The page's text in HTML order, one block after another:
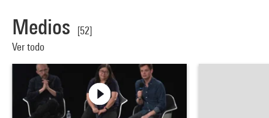
Medios
[52]
Ver todo